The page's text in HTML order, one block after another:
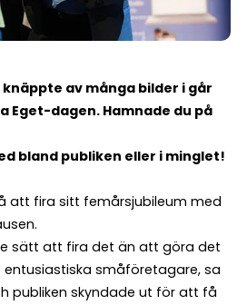
av många bilder i går
Eget-dagen. Hamnade du på
bland publiken eller i minglet!
att fira sitt femårsjubileum med
sätt att fira det än att göra det
småföretagare, sa
publiken skyndade ut för att få